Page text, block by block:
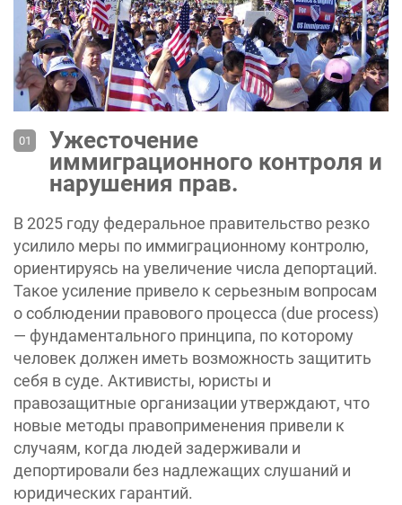
Ужесточение
иммиграционного контроля и
нарушения прав.
В 2025 году федеральное правительство резко
усилило меры по иммиграционному контролю,
ориентируясь на увеличение числа депортаций.
Такое усиление привело к серьезным вопросам
о соблюдении правового процесса (due process)
— фундаментального принципа, по которому
человек должен иметь возможность защитить
себя в суде. Активисты, юристы и
правозащитные организации утверждают, что
новые методы правоприменения привели к
случаям, когда людей задерживали и
депортировали без надлежащих слушаний и
юридических гарантий.